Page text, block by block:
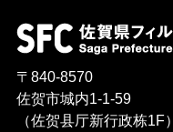
〒840-8570
佐贺市城内1-1-59
（佐贺县厅新行政栋1F）